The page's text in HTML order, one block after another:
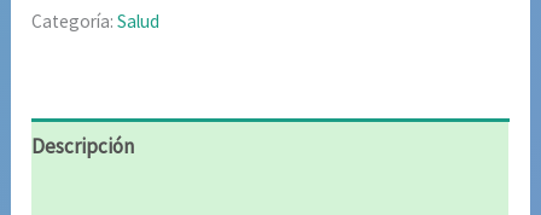
Categoría:Salud
Descripción